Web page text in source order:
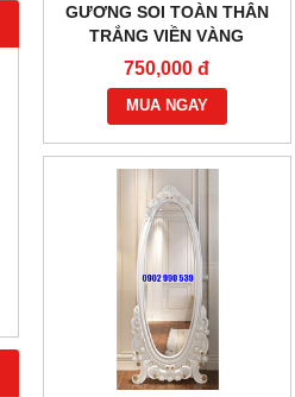
GƯƠNG SOI TOÀN THÂN
TRẮNG VIỀN VÀNG
750,000 đ
MUA NGAY